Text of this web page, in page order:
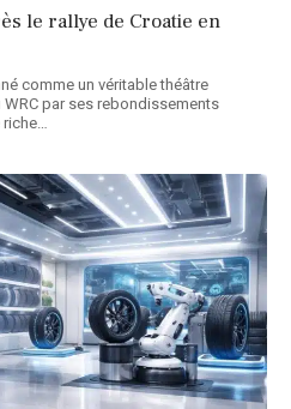
le rallye de Croatie en
comme un véritable théâtre
WRC par ses rebondissements
…